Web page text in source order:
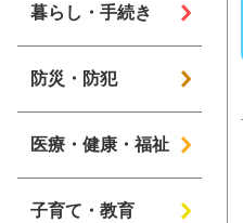
暮らし・手続き
防災・防犯
医療・健康・福祉
子育て・教育